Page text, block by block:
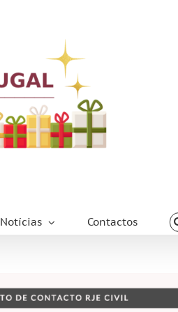
Notícias Contactos